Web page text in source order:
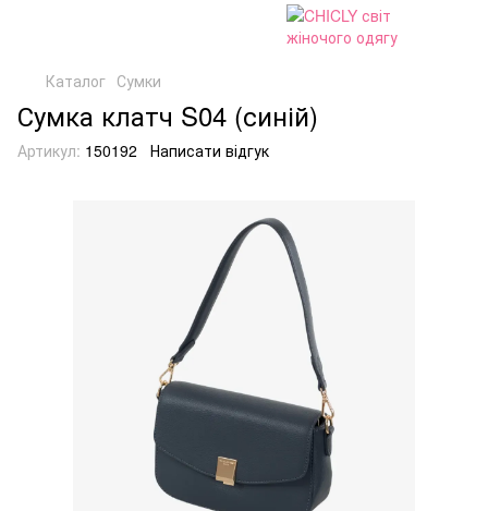
Каталог Сумки
Сумка клатч S04 (синій)
Артикул: 150192 Написати відгук